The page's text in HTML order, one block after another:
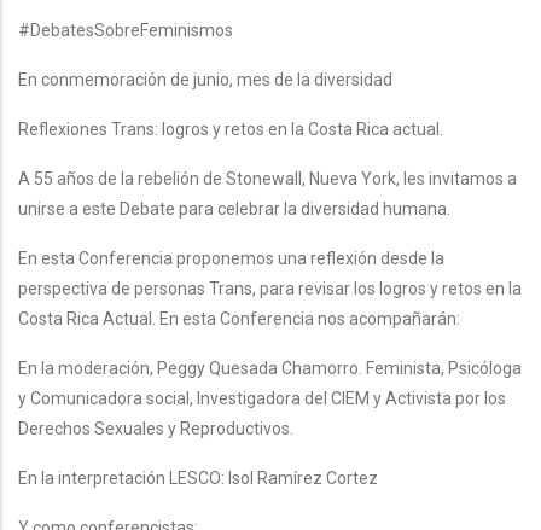
#DebatesSobreFeminismos
En conmemoración de junio, mes de la diversidad
Reflexiones Trans: logros y retos en la Costa Rica actual.
A 55 años de la rebelión de Stonewall, Nueva York, les invitamos a
unirse a este Debate para celebrar la diversidad humana.
En esta Conferencia proponemos una reflexión desde la
perspectiva de personas Trans, para revisar los logros y retos en la
Costa Rica Actual. En esta Conferencia nos acompañarán:
En la moderación, Peggy Quesada Chamorro. Feminista, Psicóloga
y Comunicadora social, Investigadora del CIEM y Activista por los
Derechos Sexuales y Reproductivos.
En la interpretación LESCO: Isol Ramírez Cortez